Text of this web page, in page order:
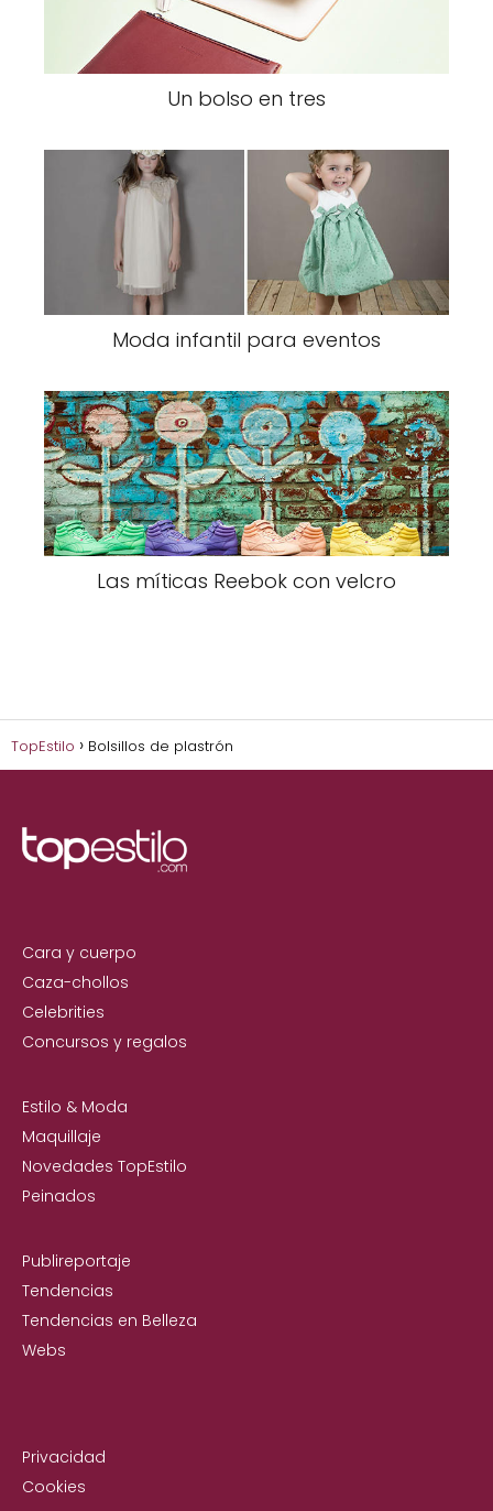
Un bolso en tres
Moda infantil para eventos
Las míticas Reebok con velcro
TopEstilo Bolsillos de plastrón
Cara y cuerpo
Caza-chollos
Celebrities
Concursos y regalos
Estilo & Moda
Maquillaje
Novedades TopEstilo
Peinados
Publireportaje
Tendencias
Tendencias en Belleza
Webs
Privacidad
Cookies